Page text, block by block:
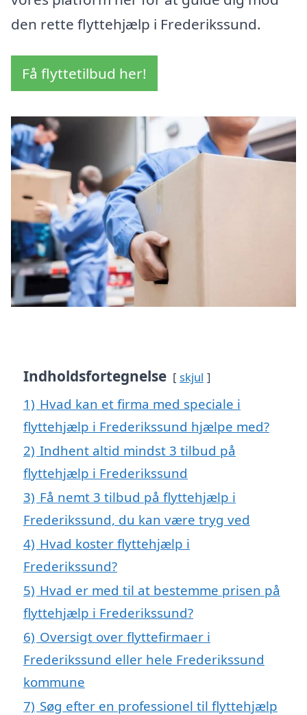
den rette flyttehjælp i Frederikssund.
Få flyttetilbud her!
Indholdsfortegnelse skjul
1) Hvad kan et firma med speciale i
flyttehjælp i Frederikssund hjælpe med?
2) Indhent altid mindst 3 tilbud på
flyttehjælp i Frederikssund
3) Få nemt 3 tilbud på flyttehjælp i
Frederikssund, du kan være tryg ved
4) Hvad koster flyttehjælp i
Frederikssund?
5) Hvad er med til at bestemme prisen på
flyttehjælp i Frederikssund?
6) Oversigt over flyttefirmaer i
Frederikssund eller hele Frederikssund
kommune
7) Søg efter en professionel til flyttehjælp